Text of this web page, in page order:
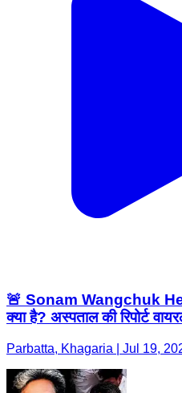
🚨 Sonam Wangchuk
क्या है? अस्पताल की रिपोर्ट
Parbatta, Khagaria | Jul 19,